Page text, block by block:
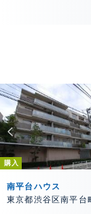
購入
南平台ハウス
東京都渋谷区南平台